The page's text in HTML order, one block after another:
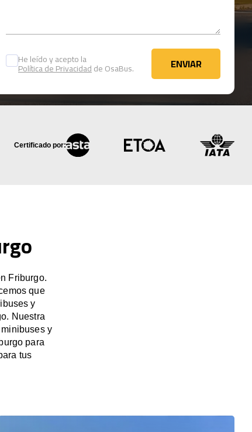
He leído y acepto la
Política de Privacidadde OsaBus. ENVIAR
ENVIAR
Certificado por:
Friburgo.
que
y
Nuestra
y
para
tus